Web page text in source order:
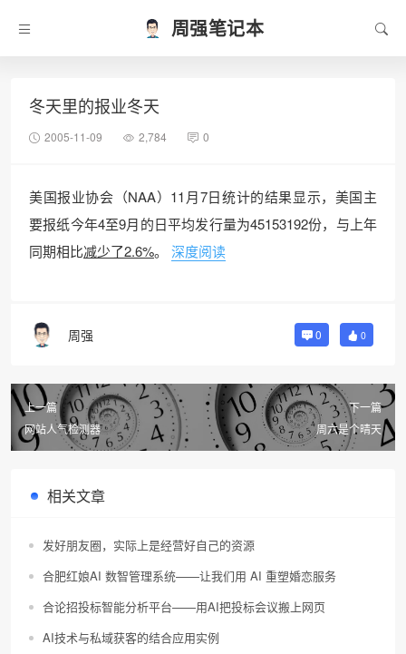
周强笔记本
冬天里的报业冬天
2005-11-09 2,784 0
美国报业协会（NAA）11月7日统计的结果显示，美国主
要报纸今年4至9月的日平均发行量为45153192份，与上年
同期相比减少了2.6%。 深度阅读
周强 0 0
上一篇
网站人气检测器
下一篇
周六是个晴天
相关文章
发好朋友圈，实际上是经营好自己的资源
合肥红娘AI 数智管理系统——让我们用 AI 重塑婚恋服务
合论招投标智能分析平台——用AI把投标会议搬上网页
AI技术与私域获客的结合应用实例